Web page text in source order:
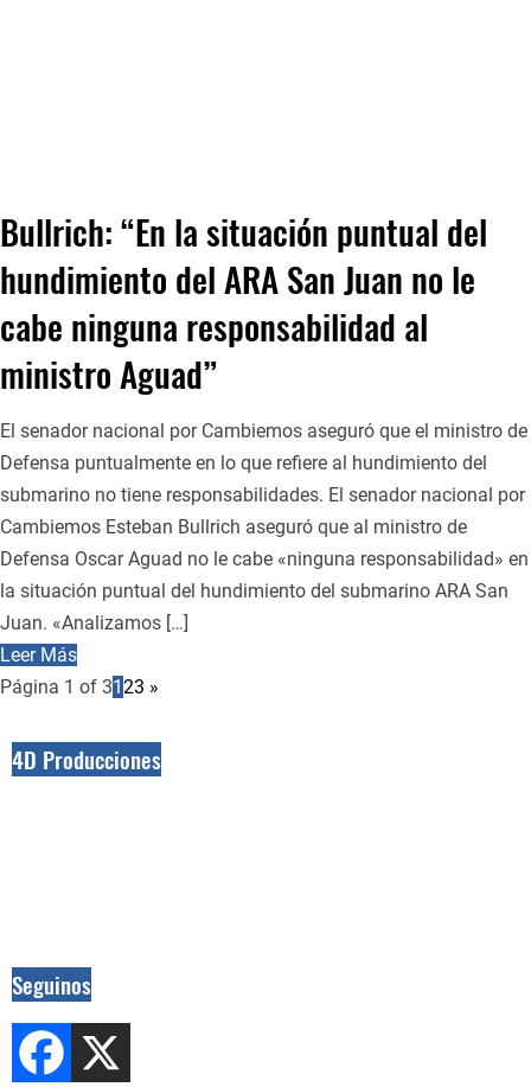
Bullrich: “En la situación puntual del
hundimiento del ARA San Juan no le
cabe ninguna responsabilidad al
ministro Aguad”
El senador nacional por Cambiemos aseguró que el ministro de
Defensa puntualmente en lo que refiere al hundimiento del
submarino no tiene responsabilidades. El senador nacional por
Cambiemos Esteban Bullrich aseguró que al ministro de
Defensa Oscar Aguad no le cabe «ninguna responsabilidad» en
la situación puntual del hundimiento del submarino ARA San
Juan. «Analizamos […]
Leer Más
Página 1 of 3123 »
4D Producciones
Seguinos